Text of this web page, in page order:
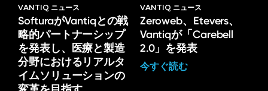
VANTIQ ニュース
SofturaがVantiqとの戦
略的パートナーシップ
を発表し、医療と製造
分野におけるリアルタ
イムソリューションの
VANTIQ ニュース
Zeroweb、Etevers、
Vantiqが「Carebell
2.0」を発表
今すぐ読む